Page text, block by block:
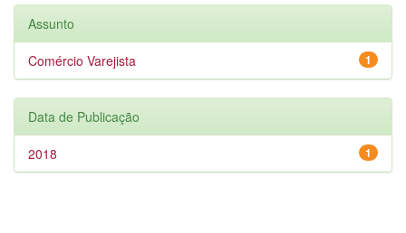
Assunto
1
Comércio Varejista
Data de Publicação
1
2018